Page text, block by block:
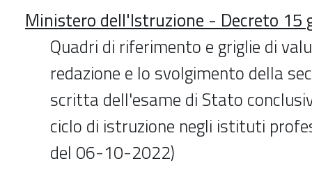
Ministero dell'Istruzione - Decreto 15
Quadri di riferimento e griglie di
redazione e lo svolgimento della
scritta dell'esame di Stato
ciclo di istruzione negli istituti
del 06-10-2022)